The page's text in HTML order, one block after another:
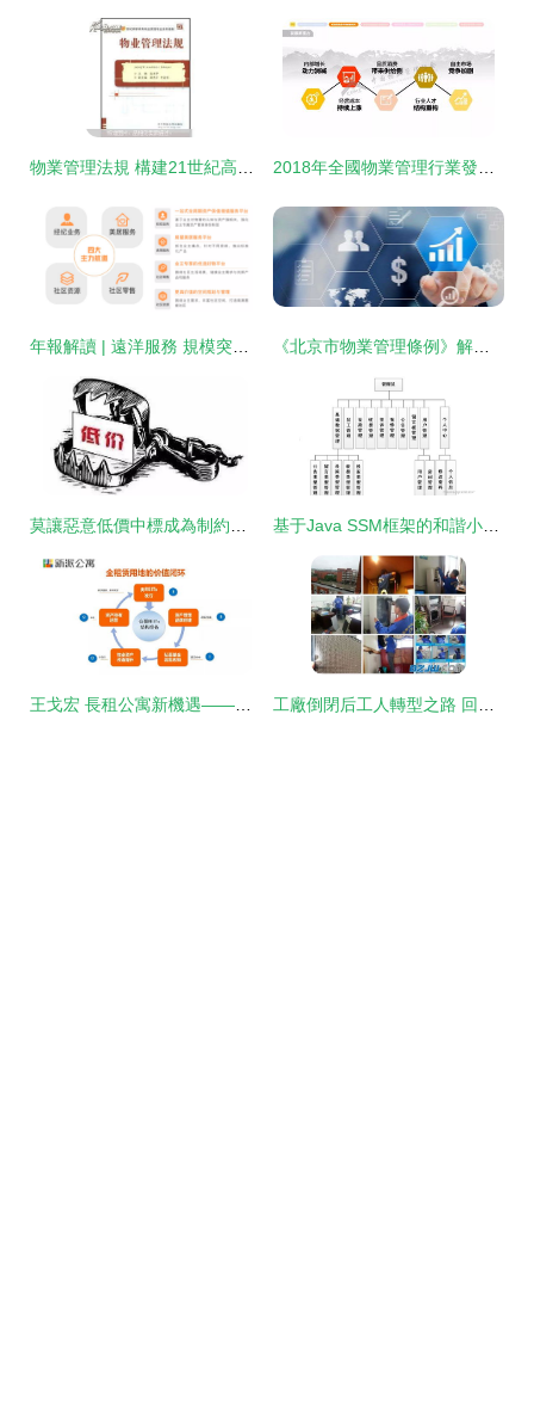
物業管理法規 構建21世紀高職高專專業人才的知識基石 2018年全國物業管理行業發展報告正式發布 行業迎來高質量發展新階段
年報解讀 | 遠洋服務 規模突破億方，多驅并行促進收入增長——聚焦保潔服務 《北京市物業管理條例》解讀 物業費、業委會、停車位與保潔服務的新規
莫讓惡意低價中標成為制約物業發展和損害業主利益的幫兇 基于Java SSM框架的和諧小區物業管理系統 保潔服務模塊的設計與實現
王戈宏 長租公寓新機遇——租賃用地全價值鏈的創造與保潔服務的深化 工廠倒閉后工人轉型之路 回家做家電清洗服務，月入萬元新機遇